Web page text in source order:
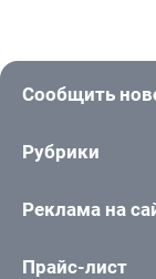
Сообщить
Рубрики
Реклама на
Прайс-лист